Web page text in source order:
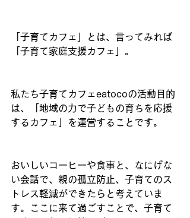
「子育てカフェ」とは、言ってみれば
「子育て家庭支援カフェ」。
私たち子育てカフェeatocoの活動目的
は、「地域の力で子どもの育ちを応援
するカフェ」を運営することです。
おいしいコーヒーや食事と、なにげな
い会話で、親の孤立防止、子育てのス
トレス軽減ができたらと考えていま
す。ここに来て過ごすことで、子育て